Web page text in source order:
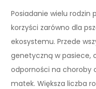
Posiadanie wielu rodzin
korzyści zarówno dla
ekosystemu. Przede
genetyczną w pasiece,
odporności na choroby
matek. Większa liczba